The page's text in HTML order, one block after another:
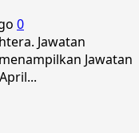
0
Jawatan
Jawatan